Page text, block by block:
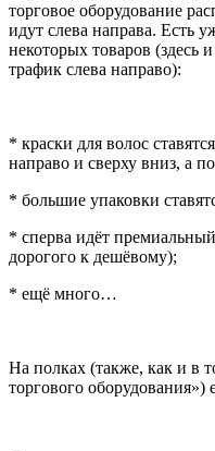
торговое оборудование
идут слева направа. Есть
некоторых товаров (здесь
трафик слева направо):
* краски для волос
направо и сверху вниз, а
* большие упаковки
* сперва идёт
дорогого к дешёвому);
* ещё много…
На полках (также, как и в
торгового оборудования»)